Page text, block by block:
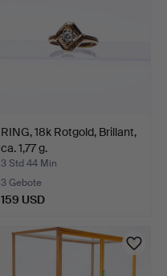
RING, 18k Rotgold, Brillant,
ca. 1,77 g.
3 Std 44 Min
3 Gebote
159 USD